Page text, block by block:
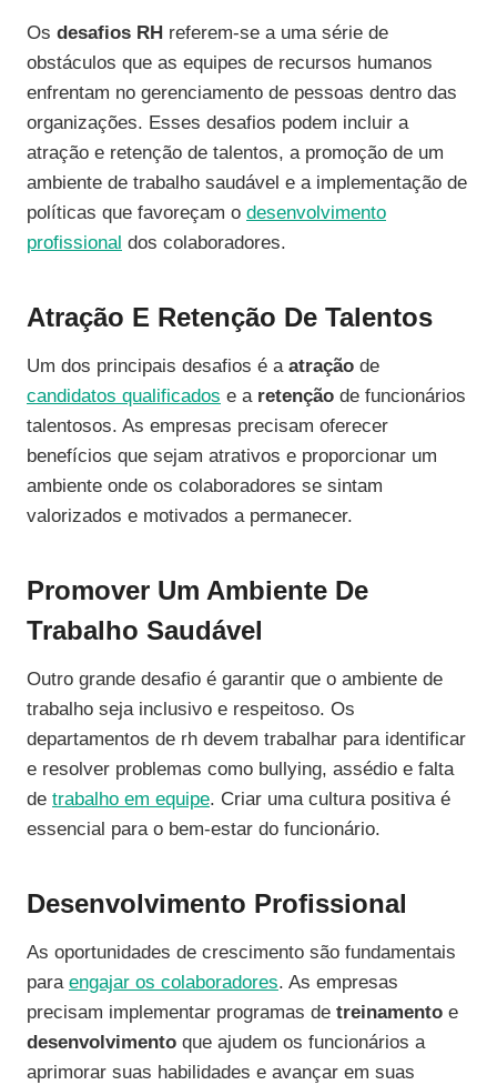
Os desafios RH referem-se a uma série de
obstáculos que as equipes de recursos humanos
enfrentam no gerenciamento de pessoas dentro das
organizações. Esses desafios podem incluir a
atração e retenção de talentos, a promoção de um
ambiente de trabalho saudável e a implementação de
políticas que favoreçam o desenvolvimento
profissional dos colaboradores.
Atração E Retenção De Talentos
Um dos principais desafios é a atração de
candidatos qualificados e a retenção de funcionários
talentosos. As empresas precisam oferecer
benefícios que sejam atrativos e proporcionar um
ambiente onde os colaboradores se sintam
valorizados e motivados a permanecer.
Promover Um Ambiente De
Trabalho Saudável
Outro grande desafio é garantir que o ambiente de
trabalho seja inclusivo e respeitoso. Os
departamentos de rh devem trabalhar para identificar
e resolver problemas como bullying, assédio e falta
de trabalho em equipe. Criar uma cultura positiva é
essencial para o bem-estar do funcionário.
Desenvolvimento Profissional
As oportunidades de crescimento são fundamentais
para engajar os colaboradores. As empresas
precisam implementar programas de treinamento e
desenvolvimento que ajudem os funcionários a
aprimorar suas habilidades e avançar em suas